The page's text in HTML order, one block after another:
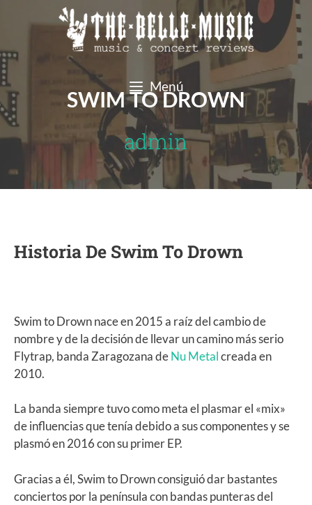
Menú
SWIM TO DROWN
admin
Historia De Swim To Drown
Swim to Drown nace en 2015 a raíz del cambio de
nombre y de la decisión de llevar un camino más serio
Flytrap, banda Zaragozana deNu Metalcreada en
2010.
La banda siempre tuvo como meta el plasmar el «mix»
de influencias que tenía debido a sus componentes y se
plasmó en 2016 con su primer EP.
Gracias a él, Swim to Drown consiguió dar bastantes
conciertos por la península con bandas punteras del